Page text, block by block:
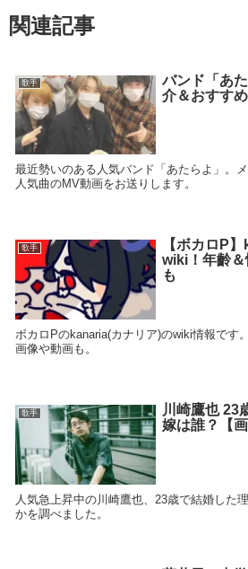
関連記事
歌手
バンド「あ
介＆おすす
最近勢いのある人気バンド「あたらよ」。
人気曲のMV動画をお送りします。
歌手
【ボカロP
wiki！年齡
も
ボカロPのkanaria(カナリア)のwiki情報です
画像や動画も。
歌手
川崎鷹也 23
嫁は誰？【画
人気急上昇中の川崎鷹也、23歳で結婚した
かを調べました。